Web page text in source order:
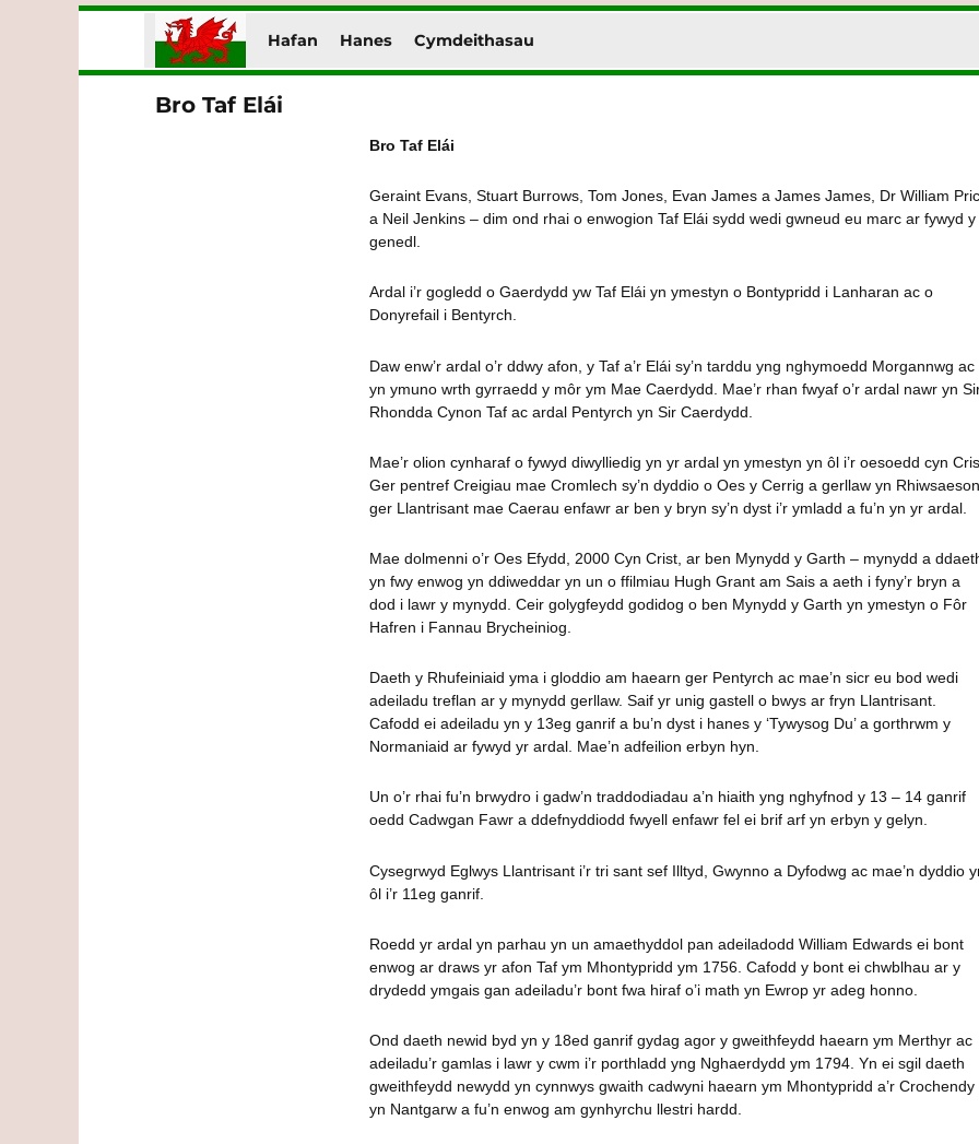
Gwe Cymru
Hafan Hanes Cymdeithasau
Bro Taf Elái
Bro Taf Elái
Geraint Evans, Stuart Burrows, Tom Jones, Evan James a James James, Dr William
a Neil Jenkins – dim ond rhai o enwogion Taf Elái sydd wedi gwneud eu marc ar fywyd y
genedl.
Ardal i’r gogledd o Gaerdydd yw Taf Elái yn ymestyn o Bontypridd i Lanharan ac o
Donyrefail i Bentyrch.
Daw enw’r ardal o’r ddwy afon, y Taf a’r Elái sy’n tarddu yng nghymoedd Morgannwg ac
yn ymuno wrth gyrraedd y môr ym Mae Caerdydd. Mae’r rhan fwyaf o’r ardal nawr yn
Rhondda Cynon Taf ac ardal Pentyrch yn Sir Caerdydd.
Mae’r olion cynharaf o fywyd diwylliedig yn yr ardal yn ymestyn yn ôl i’r oesoedd cyn
Ger pentref Creigiau mae Cromlech sy’n dyddio o Oes y Cerrig a gerllaw yn
ger Llantrisant mae Caerau enfawr ar ben y bryn sy’n dyst i’r ymladd a fu’n yn yr ardal.
Mae dolmenni o’r Oes Efydd, 2000 Cyn Crist, ar ben Mynydd y Garth – mynydd a
yn fwy enwog yn ddiweddar yn un o ffilmiau Hugh Grant am Sais a aeth i fyny’r bryn a
dod i lawr y mynydd. Ceir golygfeydd godidog o ben Mynydd y Garth yn ymestyn o Fôr
Hafren i Fannau Brycheiniog.
Daeth y Rhufeiniaid yma i gloddio am haearn ger Pentyrch ac mae’n sicr eu bod wedi
adeiladu treflan ar y mynydd gerllaw. Saif yr unig gastell o bwys ar fryn Llantrisant.
Cafodd ei adeiladu yn y 13eg ganrif a bu’n dyst i hanes y ‘Tywysog Du’ a gorthrwm y
Normaniaid ar fywyd yr ardal. Mae’n adfeilion erbyn hyn.
Un o’r rhai fu’n brwydro i gadw’n traddodiadau a’n hiaith yng nghyfnod y 13 – 14 ganrif
oedd Cadwgan Fawr a ddefnyddiodd fwyell enfawr fel ei brif arf yn erbyn y gelyn.
Cysegrwyd Eglwys Llantrisant i’r tri sant sef Illtyd, Gwynno a Dyfodwg ac mae’n dyddio
ôl i’r 11eg ganrif.
Roedd yr ardal yn parhau yn un amaethyddol pan adeiladodd William Edwards ei bont
enwog ar draws yr afon Taf ym Mhontypridd ym 1756. Cafodd y bont ei chwblhau ar y
drydedd ymgais gan adeiladu’r bont fwa hiraf o’i math yn Ewrop yr adeg honno.
Ond daeth newid byd yn y 18ed ganrif gydag agor y gweithfeydd haearn ym Merthyr ac
adeiladu’r gamlas i lawr y cwm i’r porthladd yng Nghaerdydd ym 1794. Yn ei sgil daeth
gweithfeydd newydd yn cynnwys gwaith cadwyni haearn ym Mhontypridd a’r Crochendy
yn Nantgarw a fu’n enwog am gynhyrchu llestri hardd.